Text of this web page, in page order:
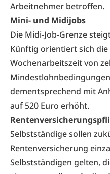
Arbeitnehmer betroffen.
Mini- und Midijobs
Die Midi-Job-Grenze
Künftig orientiert sich
Wochenarbeitszeit von
dementsprechend mit
auf 520 Euro erhöht.
Selbstständige sollen
Rentenversicherung
Selbstständigen gelten,